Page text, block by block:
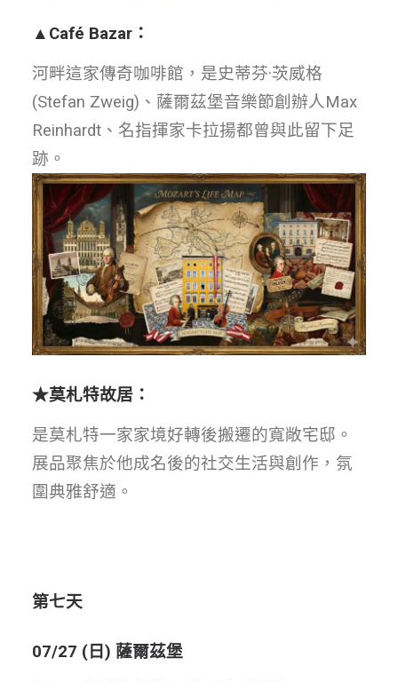
▲ Café Bazar ：
河畔這家傳奇咖啡館，是史蒂芬·茨威格
(Stefan Zweig)、薩爾茲堡音樂節創辦人Max
Reinhardt、名指揮家卡拉揚都曾與此留下足
跡。
★莫札特故居 ：
是莫札特一家家境好轉後搬遷的寬敞宅邸。
展品聚焦於他成名後的社交生活與創作，氛
圍典雅舒適。
第七天
07/27 (日) 薩爾茲堡